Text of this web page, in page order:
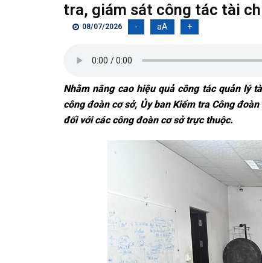
tra, giám sát công tác tài
08/07/2026 - aA +
Nhằm nâng cao hiệu quả công tác quản lý
công đoàn cơ sở, Ủy ban Kiểm tra Công
đối với các công đoàn cơ sở trực thuộc.